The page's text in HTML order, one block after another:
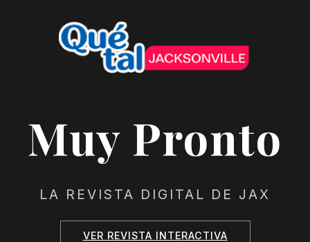
Muy Pronto
LA REVISTA DIGITAL DE JAX
VER REVISTA INTERACTIVA